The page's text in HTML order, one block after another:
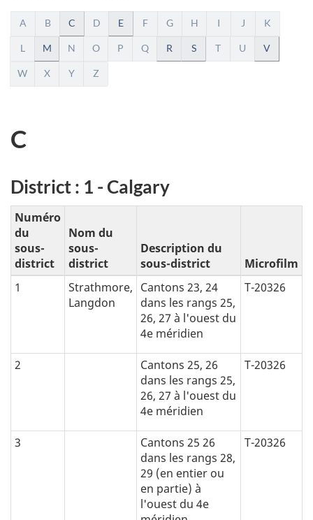
A
p
a
b
e
t
i
c
l
v
A B C D E F G H I J K
L M N O P Q R S T U V
W X Y Z
C
District : 1 - Calgary
Numéro
du
sous-
district
Nom du
sous-
district
Description du
sous-district
Microfilm
1
Strathmore,
Langdon
Cantons 23, 24
dans les rangs 25,
26, 27 à l'ouest du
4e méridien
T-20326
2
Cantons 25, 26
dans les rangs 25,
26, 27 à l'ouest du
4e méridien
T-20326
3
Cantons 25 26
dans les rangs 28,
29 (en entier ou
en partie) à
l'ouest du 4e
T-20326